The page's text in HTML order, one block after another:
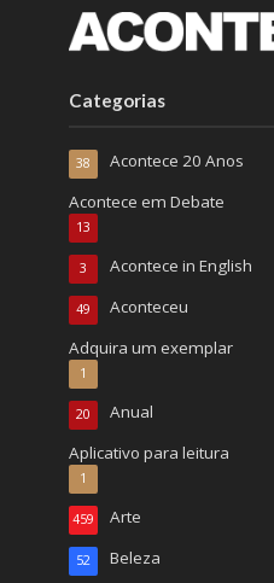
Categorias
Acontece 20 Anos
38
Acontece em Debate
13
Acontece in English
3
Aconteceu
49
Adquira um exemplar
1
Anual
20
Aplicativo para leitura
1
Arte
459
Beleza
52